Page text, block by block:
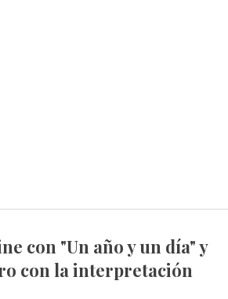
con la interpretación